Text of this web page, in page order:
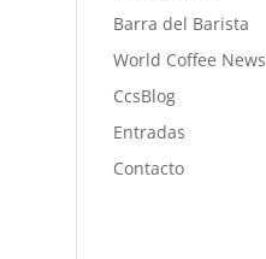
Barra del Barista
World Coffee News
CcsBlog
Entradas
Contacto